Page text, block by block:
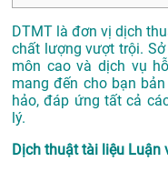
DTMT là đơn vị dịch
chất lượng vượt trội.
môn cao và dịch vụ
mang đến cho bạn
hảo, đáp ứng tất cả
lý.
Dịch thuật tài liệu Luận